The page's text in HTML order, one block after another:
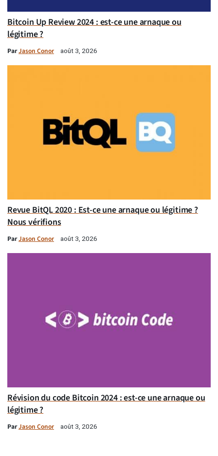
Bitcoin Up Review 2024 : est-ce une arnaque ou
légitime ?
ParJason Conor août 3, 2026
Revue BitQL 2020 : Est-ce une arnaque ou légitime ?
Nous vérifions
ParJason Conor août 3, 2026
Révision du code Bitcoin 2024 : est-ce une arnaque ou
légitime ?
ParJason Conor août 3, 2026